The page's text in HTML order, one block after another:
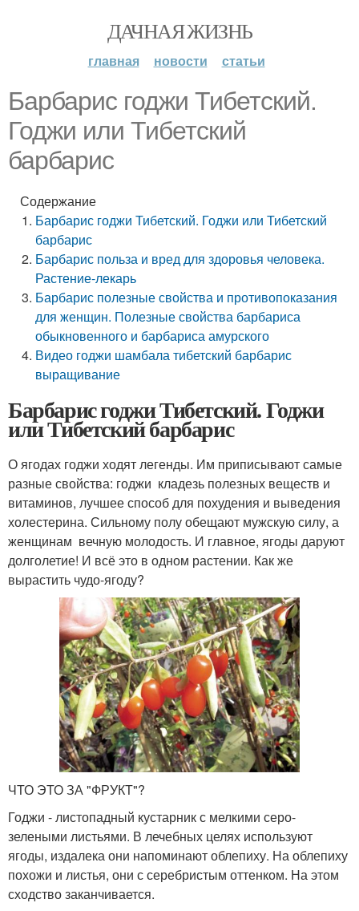
ДАЧНАЯ ЖИЗНЬ
главная новости статьи
Барбарис годжи Тибетский.
Годжи или Тибетский
барбарис
Содержание
Барбарис годжи Тибетский. Годжи или Тибетский
барбарис
Барбарис польза и вред для здоровья человека.
Растение-лекарь
Барбарис полезные свойства и противопоказания
для женщин. Полезные свойства барбариса
обыкновенного и барбариса амурского
Видео годжи шамбала тибетский барбарис
выращивание
Барбарис годжи Тибетский. Годжи
или Тибетский барбарис
О ягодах годжи ходят легенды. Им приписывают самые
разные свойства: годжи ­ кладезь полезных веществ и
витаминов, лучшее способ для похудения и выведения
холестерина. Сильному полу обещают мужскую силу, а
женщинам ­ вечную молодость. И главное, ягоды даруют
долголетие! И всё это в одном растении. Как же
вырастить чудо­-ягоду?
ЧТО ЭТО ЗА "ФРУКТ"?
Годжи - листопадный кустарник с мелкими серо-
зелеными листьями. В лечебных целях используют
ягоды, издалека они напоминают облепиху. На облепиху
похожи и листья, они с серебристым оттенком. На этом
сходство заканчивается.